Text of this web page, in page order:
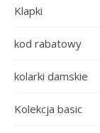
Klapki
kod rabatowy
kolarki damskie
Kolekcja basic